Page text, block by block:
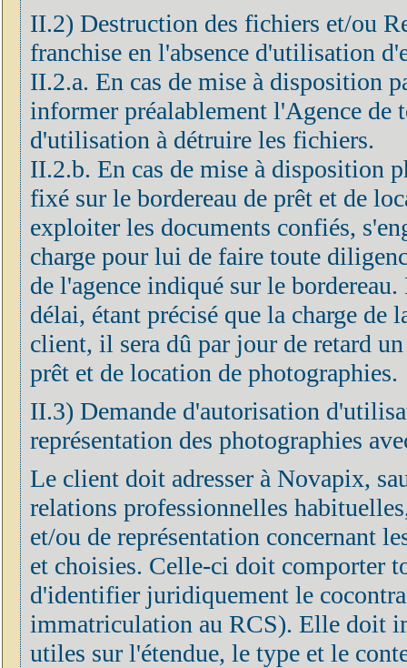
II.2) Destruction des fichiers et/ou
franchise en l'absence d'utilisation
II.2.a. En cas de mise à disposition
informer préalablement l'Agence de
d'utilisation à détruire les fichiers.
II.2.b. En cas de mise à disposition
fixé sur le bordereau de prêt et de
exploiter les documents confiés,
charge pour lui de faire toute
de l'agence indiqué sur le
délai, étant précisé que la charge de
client, il sera dû par jour de retard
prêt et de location de photographies.
II.3) Demande d'autorisation
représentation des photographies
Le client doit adresser à Novapix,
relations professionnelles
et/ou de représentation concernant
et choisies. Celle-ci doit comporter
d'identifier juridiquement le
immatriculation au RCS). Elle doit
utiles sur l'étendue, le type et le